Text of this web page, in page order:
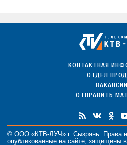
КОНТАКТНАЯ
ОТДЕЛ
ВАКАНСИИ
ОТПРАВИТЬ
© ООО «КТВ-ЛУЧ» г. Сызрань. Права
опубликованные на сайте, защищены